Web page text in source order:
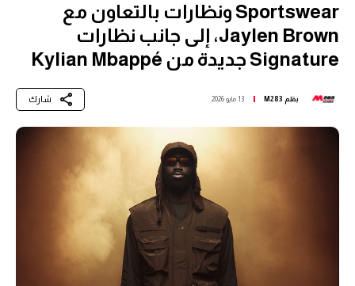
Sportswear ونظارات بالتعاون مع
Jaylen Brown، إلى جانب نظارات
Signature جديدة من Kylian Mbappé
بقلم M283 13 مايو 2026 شارك